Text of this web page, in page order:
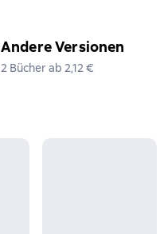
Andere Versionen
2 Bücher ab 2,12 €